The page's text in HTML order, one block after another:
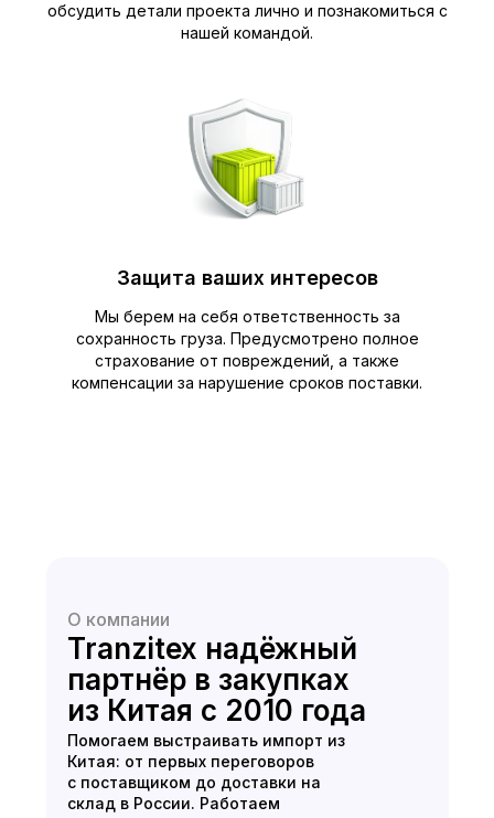
обсудить детали проекта лично и познакомиться с
нашей командой.
Защита ваших интересов
Мы берем на себя ответственность за
сохранность груза. Предусмотрено полное
страхование от повреждений, а также
компенсации за нарушение сроков поставки.
О компании
Tranzitex надёжный
партнёр в закупках
из Китая с 2010 года
Помогаем выстраивать импорт из
Китая: от первых переговоров
с поставщиком до доставки на
склад в России. Работаем